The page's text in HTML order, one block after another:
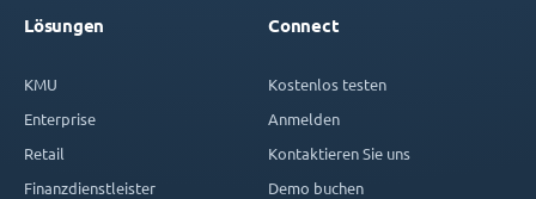
Lösungen
KMU
Enterprise
Retail
Finanzdienstleister
Connect
Kostenlos testen
Anmelden
Kontaktieren Sie uns
Demo buchen